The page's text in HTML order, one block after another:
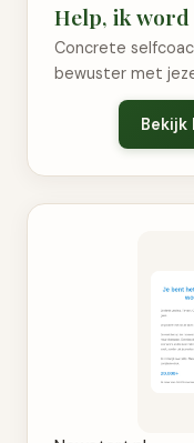
Help, ik word
Concrete
bewuster met